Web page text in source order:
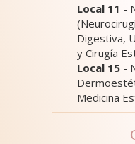
Local 11 -
Digestiva,
y Cirugía
Local 15 -
Medicina